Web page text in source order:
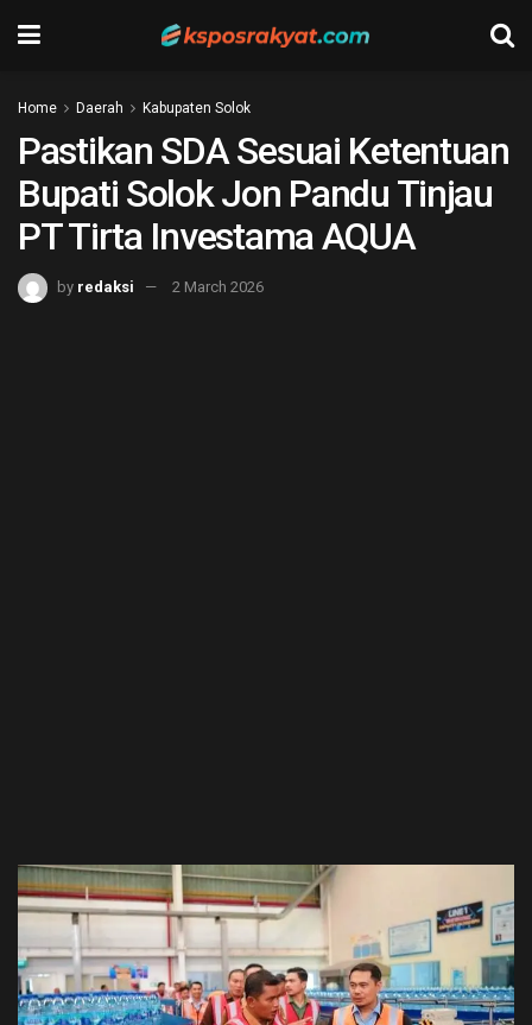
Home Daerah Kabupaten Solok
Pastikan SDA Sesuai Ketentuan
Bupati Solok Jon Pandu Tinjau
PT Tirta Investama AQUA
by redaksi 2 March 2026